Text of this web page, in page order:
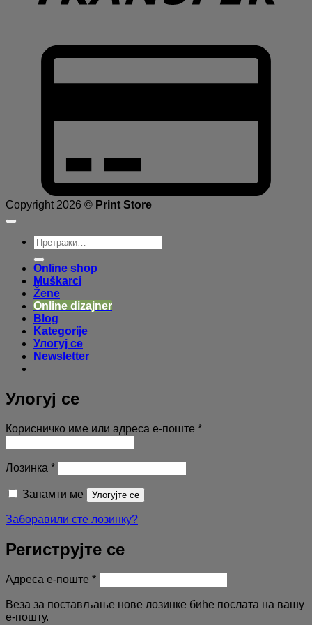
Copyright 2026 © Print Store
Претрага
за:
Online shop
Muškarci
Žene
Online dizajner
Blog
Kategorije
Улогуј се
Newsletter
Улогуј се
Корисничко име или адреса е-поште *Обавезно
Лозинка *Обавезно
Запамти ме Улогујте се
Заборавили сте лозинку?
Региструјте се
Адреса е-поште *Обавезно
Веза за постављање нове лозинке биће послата на вашу
е-пошту.